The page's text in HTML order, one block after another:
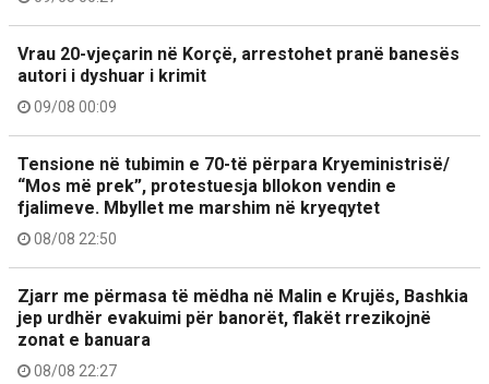
Vrau 20-vjeçarin në Korçë, arrestohet pranë banesës
autori i dyshuar i krimit
09/08 00:09
Tensione në tubimin e 70-të përpara Kryeministrisë/
“Mos më prek”, protestuesja bllokon vendin e
fjalimeve. Mbyllet me marshim në kryeqytet
08/08 22:50
Zjarr me përmasa të mëdha në Malin e Krujës, Bashkia
jep urdhër evakuimi për banorët, flakët rrezikojnë
zonat e banuara
08/08 22:27